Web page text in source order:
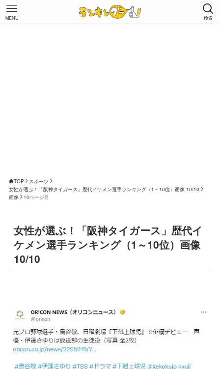
検索
MENU
TOP
スポーツ
女性が選ぶ！「阪神タイガース」歴代イケメン選手ランキング（1～10位）画像 10/10
画像
10ページ目
女性が選ぶ！「阪神タイガース」歴代イ
ケメン選手ランキング（1～10位）画像
10/10